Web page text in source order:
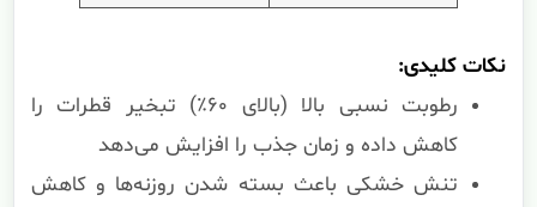
نکات کلیدی:
رطوبت نسبی بالا (بالای ۶۰٪) تبخیر قطرات را
کاهش داده و زمان جذب را افزایش می‌دهد
تنش خشکی باعث بسته شدن روزنه‌ها و کاهش